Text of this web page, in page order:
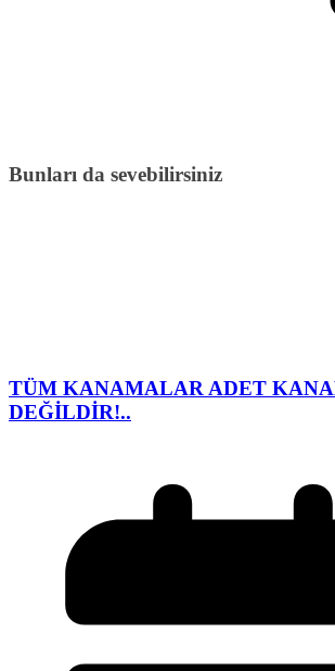
Bunları da sevebilirsiniz
TÜM KANAMALAR ADET
DEĞİLDİR!..